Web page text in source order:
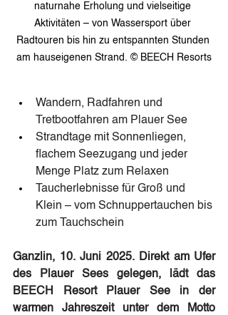
naturnahe Erholung und vielseitige
Aktivitäten – von Wassersport über
Radtouren bis hin zu entspannten Stunden
am hauseigenen Strand. © BEECH Resorts
Wandern, Radfahren und
Tretbootfahren am Plauer See
Strandtage mit Sonnenliegen,
flachem Seezugang und jeder
Menge Platz zum Relaxen
Taucherlebnisse für Groß und
Klein – vom Schnuppertauchen bis
zum Tauchschein
Ganzlin, 10. Juni 2025. Direkt am Ufer
des Plauer Sees gelegen, lädt das
BEECH Resort Plauer See in der
warmen Jahreszeit unter dem Motto